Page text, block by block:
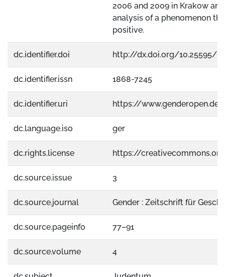
2006 and 2009 in Krakow
analysis of a phenomenon
positive.
dc.identifier.doi http://dx.doi.org/10.25595/
dc.identifier.issn 1868-7245
dc.identifier.uri https://
dc.language.iso ger
dc.rights.license https://
dc.source.issue 3
dc.source.journal Gender : Zeitschrift für
dc.source.pageinfo 77–91
dc.source.volume 4